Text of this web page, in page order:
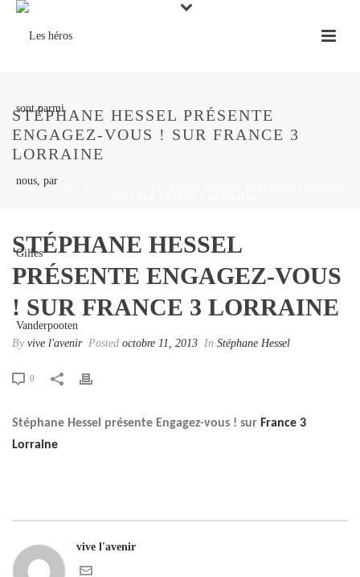
STÉPHANE HESSEL PRÉSENTE
ENGAGEZ-VOUS ! SUR FRANCE 3
LORRAINE
HOME /
STÉPHANE HESSEL
PRÉSENTE ENGAGEZ-VOUS
! SUR FRANCE 3 LORRAINE
By vive l'avenir Posted octobre 11, 2013 In Stéphane Hessel
0
Stéphane Hessel présente Engagez-vous ! sur France 3
Lorraine
vive l'avenir